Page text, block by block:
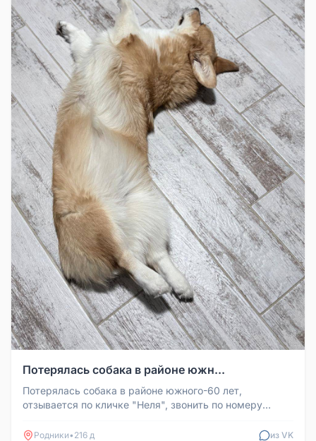
Потерялась собака в районе южн...
Потерялась собака в районе южного-60 лет,
отзывается по кличке "Неля", звонить по номеру
Родники• 216 д из VK